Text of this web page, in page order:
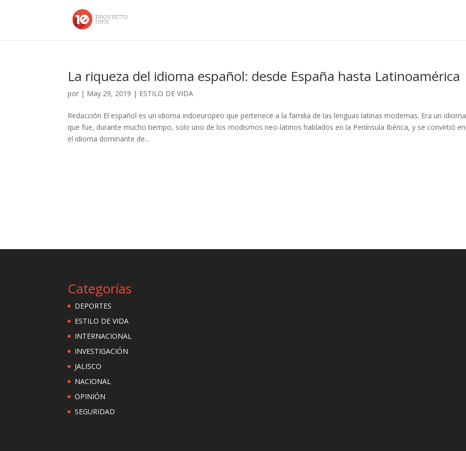
La riqueza del idioma español: desde España hasta Latinoamérica
por | May 29, 2019 | ESTILO DE VIDA
Redacción El español es un idioma indoeuropeo que pertenece a la familia de las lenguas latinas modernas. Era un idioma
que fue, durante mucho tiempo, solo uno de los modismos neo-latinos hablados en la Península Ibérica, y se convirtió en
el idioma dominante de...
Categorías
DEPORTES
ESTILO DE VIDA
INTERNACIONAL
INVESTIGACIÓN
JALISCO
NACIONAL
OPINIÓN
SEGURIDAD